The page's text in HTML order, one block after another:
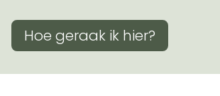
Hoe geraak ik hier?